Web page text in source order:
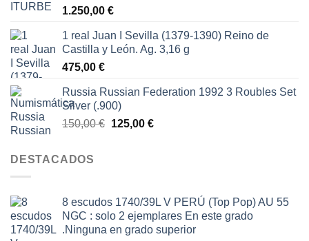
1.250,00 €
1 real Juan I Sevilla (1379-1390) Reino de
Castilla y León. Ag. 3,16 g
475,00 €
Russia Russian Federation 1992 3 Roubles Set
Silver (.900)
150,00€ El
125,00 €El
DESTACADOS
8 escudos 1740/39L V PERÚ (Top Pop) AU 55
NGC : solo 2 ejemplares En este grado
.Ninguna en grado superior